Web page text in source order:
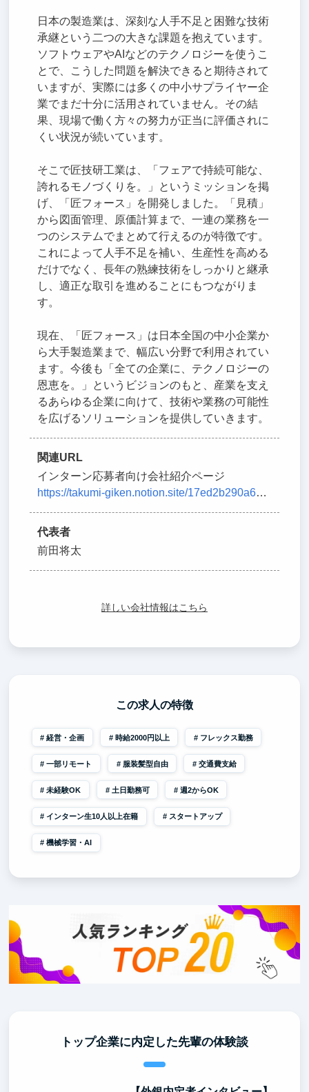
日本の製造業は、深刻な人手不足と困難な技術
承継という二つの大きな課題を抱えています。
ソフトウェアやAIなどのテクノロジーを使うこ
とで、こうした問題を解決できると期待されて
いますが、実際には多くの中小サプライヤー企
業でまだ十分に活用されていません。その結
果、現場で働く方々の努力が正当に評価されに
くい状況が続いています。
そこで匠技研工業は、「フェアで持続可能な、
誇れるモノづくりを。」というミッションを掲
げ、「匠フォース」を開発しました。「見積」
から図面管理、原価計算まで、一連の業務を一
つのシステムでまとめて行えるのが特徴です。
これによって人手不足を補い、生産性を高める
だけでなく、長年の熟練技術をしっかりと継承
し、適正な取引を進めることにもつながりま
す。
現在、「匠フォース」は日本全国の中小企業か
ら大手製造業まで、幅広い分野で利用されてい
ます。今後も「全ての企業に、テクノロジーの
恩恵を。」というビジョンのもと、産業を支え
るあらゆる企業に向けて、技術や業務の可能性
を広げるソリューションを提供していきます。
関連URL
インターン応募者向け会社紹介ページ
https://takumi-giken.notion.site/17ed2b290a6080d9b048e63b60900c6c?pvs=4
代表者
前田将太
詳しい会社情報はこちら
この求人の特徴
経営・企画 時給2000円以上 フレックス勤務
一部リモート 服装髪型自由 交通費支給
未経験OK 土日勤務可 週2からOK
インターン生10人以上在籍 スタートアップ
機械学習・AI
トップ企業に内定した先輩の体験談